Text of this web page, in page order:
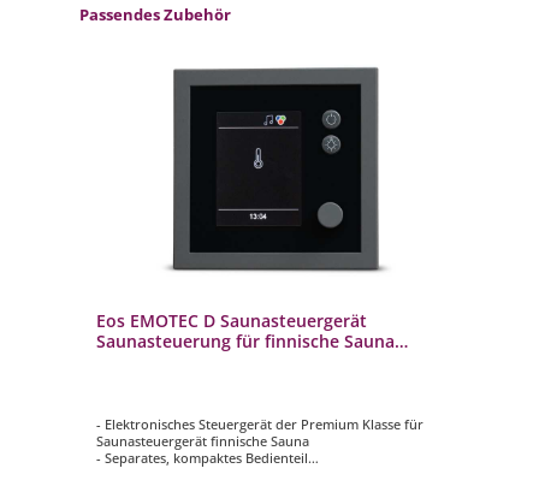
Produktgalerie überspringen
Passendes Zubehör
Eos EMOTEC D Saunasteuergerät
Saunasteuerung für finnische Sauna
- Elektronisches Steuergerät der Premium Klasse für
Saunasteuergerät finnische Sauna
- Separates, kompaktes Bedienteil